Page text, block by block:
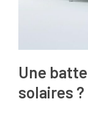
Une
solaires ?